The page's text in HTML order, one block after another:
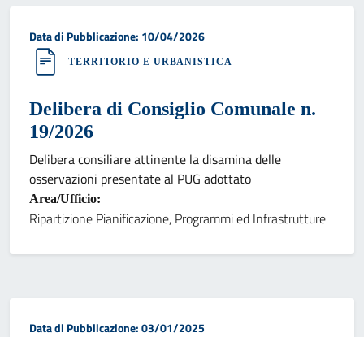
Data di pubblicazione:
Data di Pubblicazione: 10/04/2026
TERRITORIO E URBANISTICA
Delibera di Consiglio Comunale n.
19/2026
Delibera consiliare attinente la disamina delle
osservazioni presentate al PUG adottato
Area/Ufficio:
Ripartizione Pianificazione, Programmi ed Infrastrutture
Data di pubblicazione:
Data di Pubblicazione: 03/01/2025